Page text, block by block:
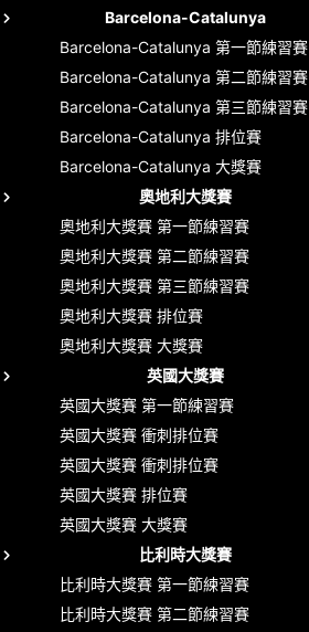
Barcelona-Catalunya
Barcelona-Catalunya 第一節練習賽
Barcelona-Catalunya 第二節練習賽
Barcelona-Catalunya 第三節練習賽
Barcelona-Catalunya 排位賽
Barcelona-Catalunya 大獎賽
奧地利大獎賽
奧地利大獎賽 第一節練習賽
奧地利大獎賽 第二節練習賽
奧地利大獎賽 第三節練習賽
奧地利大獎賽 排位賽
奧地利大獎賽 大獎賽
英國大獎賽
英國大獎賽 第一節練習賽
英國大獎賽 衝刺排位賽
英國大獎賽 衝刺排位賽
英國大獎賽 排位賽
英國大獎賽 大獎賽
比利時大獎賽
比利時大獎賽 第一節練習賽
比利時大獎賽 第二節練習賽